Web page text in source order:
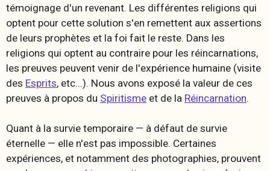
témoignage d'un revenant. Les différentes religions qui
optent pour cette solution s'en remettent aux assertions
de leurs prophètes et la foi fait le reste. Dans les
religions qui optent au contraire pour les réincarnations,
les preuves peuvent venir de l'expérience humaine (visite
des Esprits, etc...). Nous avons exposé la valeur de ces
preuves à propos du Spiritisme et de la Réincarnation.
Quant à la survie temporaire — à défaut de survie
éternelle — elle n'est pas impossible. Certaines
expériences, et notamment des photographies, prouvent